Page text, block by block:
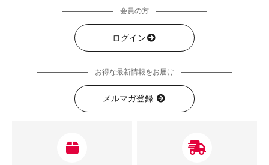
会員の方
ログイン
お得な最新情報をお届け
メルマガ登録